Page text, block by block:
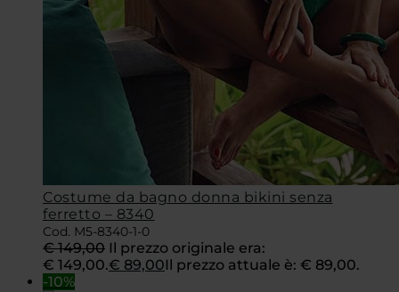
Costume da bagno donna bikini senza
ferretto – 8340
Cod. M5-8340-1-0
€149,00 Il prezzo originale era:
€ 149,00.€ 89,00Il prezzo attuale è: € 89,00.
-10%